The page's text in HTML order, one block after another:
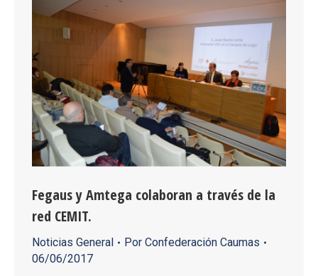
Fegaus y Amtega colaboran a través de la
red CEMIT.
Noticias General Por Confederación Caumas
06/06/2017